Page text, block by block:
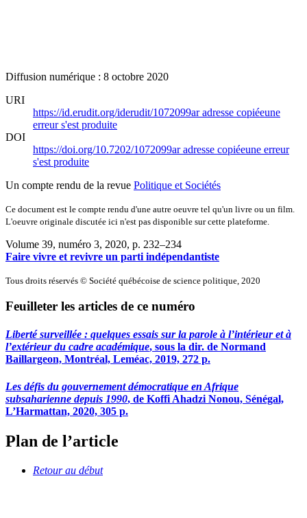
Diffusion numérique : 8 octobre 2020
URI
https://id.erudit.org/iderudit/1072099aradresse copiéeune
erreur s'est produite
DOI
https://doi.org/10.7202/1072099aradresse copiéeune erreur
s'est produite
Un compte rendu de la revue Politique et Sociétés
Ce document est le compte rendu d'une autre oeuvre tel qu'un livre ou un film.
L'oeuvre originale discutée ici n'est pas disponible sur cette plateforme.
Volume 39, numéro 3, 2020, p. 232–234
Faire vivre et revivre un parti indépendantiste
Tous droits réservés © Société québécoise de science politique, 2020
Feuilleter les articles de ce numéro
Liberté surveillée : quelques essais sur la parole à l’intérieur et à
l’extérieur du cadre académique, sous la dir. de Normand
Baillargeon, Montréal, Leméac, 2019, 272 p.
Les défis du gouvernement démocratique en Afrique
subsaharienne depuis 1990, de Koffi Ahadzi Nonou, Sénégal,
L’Harmattan, 2020, 305 p.
Plan de l’article
Retour au début